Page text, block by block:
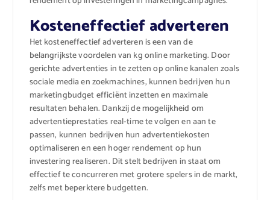
Kosteneffectief adverteren
Het kosteneffectief adverteren is een van de
belangrijkste voordelen van kg online marketing. Door
gerichte advertenties in te zetten op online kanalen zoals
sociale media en zoekmachines, kunnen bedrijven hun
marketingbudget efficiënt inzetten en maximale
resultaten behalen. Dankzij de mogelijkheid om
advertentieprestaties real-time te volgen en aan te
passen, kunnen bedrijven hun advertentiekosten
optimaliseren en een hoger rendement op hun
investering realiseren. Dit stelt bedrijven in staat om
effectief te concurreren met grotere spelers in de markt,
zelfs met beperktere budgetten.